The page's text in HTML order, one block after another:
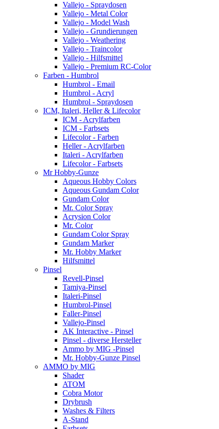
Vallejo - Spraydosen
Vallejo - Metal Color
Vallejo - Model Wash
Vallejo - Grundierungen
Vallejo - Weathering
Vallejo - Traincolor
Vallejo - Hilfsmittel
Vallejo - Premium RC-Color
Farben - Humbrol
Humbrol - Email
Humbrol - Acryl
Humbrol - Spraydosen
ICM, Italeri, Heller & Lifecolor
ICM - Acrylfarben
ICM - Farbsets
Lifecolor - Farben
Heller - Acrylfarben
Italeri - Acrylfarben
Lifecolor - Farbsets
Mr Hobby-Gunze
Aqueous Hobby Colors
Aqueous Gundam Color
Gundam Color
Mr. Color Spray
Acrysion Color
Mr. Color
Gundam Color Spray
Gundam Marker
Mr. Hobby Marker
Hilfsmittel
Pinsel
Revell-Pinsel
Tamiya-Pinsel
Italeri-Pinsel
Humbrol-Pinsel
Faller-Pinsel
Vallejo-Pinsel
AK Interactive - Pinsel
Pinsel - diverse Hersteller
Ammo by MIG -Pinsel
Mr. Hobby-Gunze Pinsel
AMMO by MIG
Shader
ATOM
Cobra Motor
Drybrush
Washes & Filters
A-Stand